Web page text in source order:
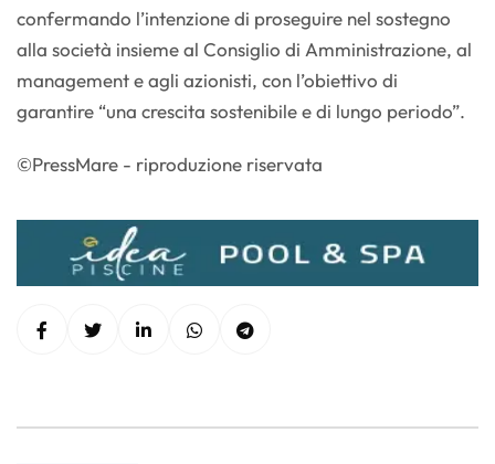
confermando l’intenzione di proseguire nel sostegno
alla società insieme al Consiglio di Amministrazione, al
management e agli azionisti, con l’obiettivo di
garantire “una crescita sostenibile e di lungo periodo”.
©PressMare - riproduzione riservata